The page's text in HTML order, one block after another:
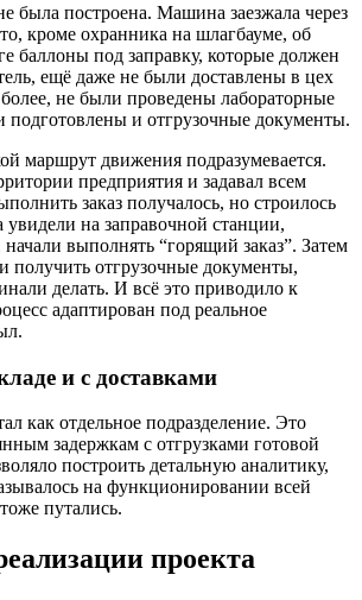
была построена. Машина заезжала через
кроме охранника на шлагбауме, об
баллоны под заправку, которые должен
ещё даже не были доставлены в цех
не были проведены лабораторные
и отгрузочные документы.
маршрут движения подразумевается.
предприятия и задавал всем
заказ получалось, но строилось
увидели на заправочной станции,
начали выполнять “горящий заказ”. Затем
получить отгрузочные документы,
делать. И всё это приводило к
адаптирован под реальное
и с доставками
как отдельное подразделение. Это
задержкам с отгрузками готовой
построить детальную аналитику,
на функционировании всей
путались.
проекта